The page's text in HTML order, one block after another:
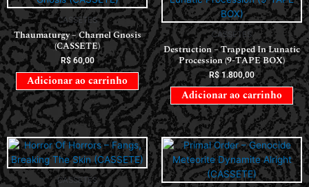
CASSETES
Thaumaturgy – Charnel Gnosis
(CASSETE)
R$60,00
Adicionar ao carrinho
CASSETES
Destruction – Trapped In Lunatic
Procession (9-TAPE BOX)
R$1.800,00
Adicionar ao carrinho
CASSETES